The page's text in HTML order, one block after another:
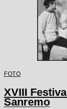
FOTO
XVIII
Sanremo